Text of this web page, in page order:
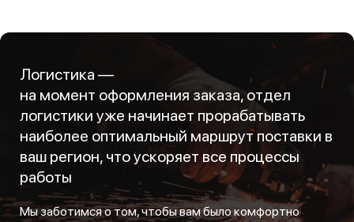
Логистика —
на момент оформления заказа, отдел
логистики уже начинает прорабатывать
наиболее оптимальный маршрут поставки в
ваш регион, что ускоряет все процессы
работы
Мы заботимся о том, чтобы вам было комфортно